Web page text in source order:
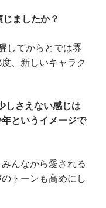
ましたか？
してからとでは雰
、新しいキャラク
しさえない感じは
というイメージで
んなから愛される
トーンも高めにし